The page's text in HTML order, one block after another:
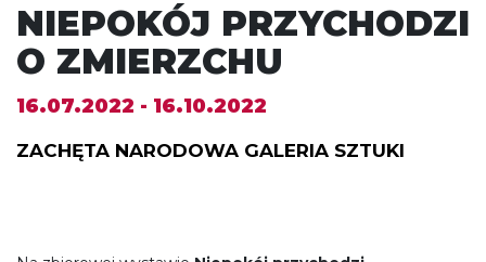
NIEPOKÓJ PRZYCHODZI
O ZMIERZCHU
16.07.2022 - 16.10.2022
ZACHĘTA NARODOWA GALERIA SZTUKI